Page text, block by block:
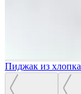
Пиджак из хлопка